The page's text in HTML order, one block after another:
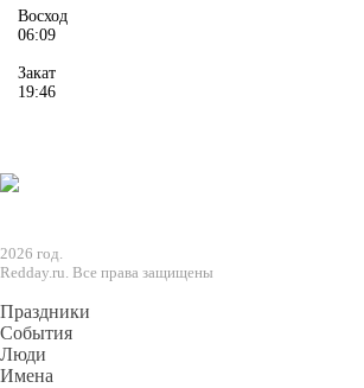
Восход
06:09
Закат
19:46
2026 год.
Redday.ru. Все права защищены
Праздники
События
Люди
Имена